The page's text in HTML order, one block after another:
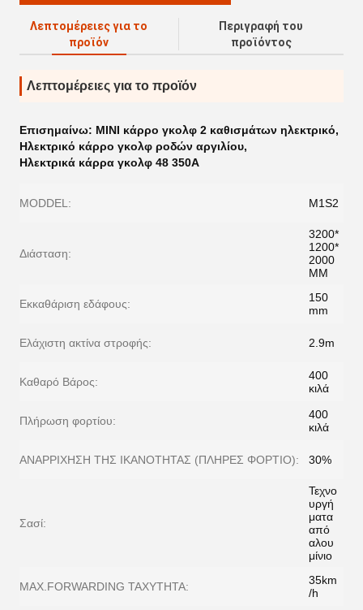
Λεπτομέρειες για το
προϊόν
Περιγραφή του
προϊόντος
Λεπτομέρειες για το προϊόν
Επισημαίνω: ΜΙΝΙ κάρρο γκολφ 2 καθισμάτων ηλεκτρικό,
Ηλεκτρικό κάρρο γκολφ ροδών αργιλίου,
Ηλεκτρικά κάρρα γκολφ 48 350A
MODDEL: M1S2
Διάσταση:
3200*
1200*
2000
MM
Εκκαθάριση εδάφους:
150
mm
Ελάχιστη ακτίνα στροφής: 2.9m
Καθαρό Βάρος:
400
κιλά
Πλήρωση φορτίου:
400
κιλά
ΑΝΑΡΡΙΧΗΣΗ ΤΗΣ ΙΚΑΝΟΤΗΤΑΣ (ΠΛΗΡΕΣ ΦΟΡΤΙΟ): 30%
Σασί:
Τεχνο
υργή
ματα
από
αλου
μίνιο
MAX.FORWARDING ΤΑΧΥΤΗΤΑ:
35km
/h